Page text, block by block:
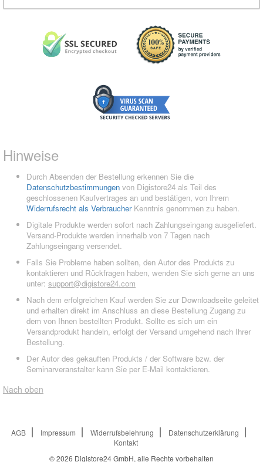
Hinweise
Durch Absenden der Bestellung erkennen Sie die
Datenschutzbestimmungen von Digistore24 als Teil des
geschlossenen Kaufvertrages an und bestätigen, von Ihrem
Widerrufsrecht als VerbraucherKenntnis genommen zu haben.
Digitale Produkte werden sofort nach Zahlungseingang ausgeliefert.
Versand-Produkte werden innerhalb von 7 Tagen nach
Zahlungseingang versendet.
Falls Sie Probleme haben sollten, den Autor des Produkts zu
kontaktieren und Rückfragen haben, wenden Sie sich gerne an uns
unter: support@digistore24.com
Nach dem erfolgreichen Kauf werden Sie zur Downloadseite geleitet
und erhalten direkt im Anschluss an diese Bestellung Zugang zu
dem von Ihnen bestellten Produkt. Sollte es sich um ein
Versandprodukt handeln, erfolgt der Versand umgehend nach Ihrer
Bestellung.
Der Autor des gekauften Produkts / der Software bzw. der
Seminarveranstalter kann Sie per E-Mail kontaktieren.
Nach oben
AGB Impressum Widerrufsbelehrung
Datenschutzerklärung
Kontakt
© 2026 Digistore24 GmbH, alle Rechte vorbehalten